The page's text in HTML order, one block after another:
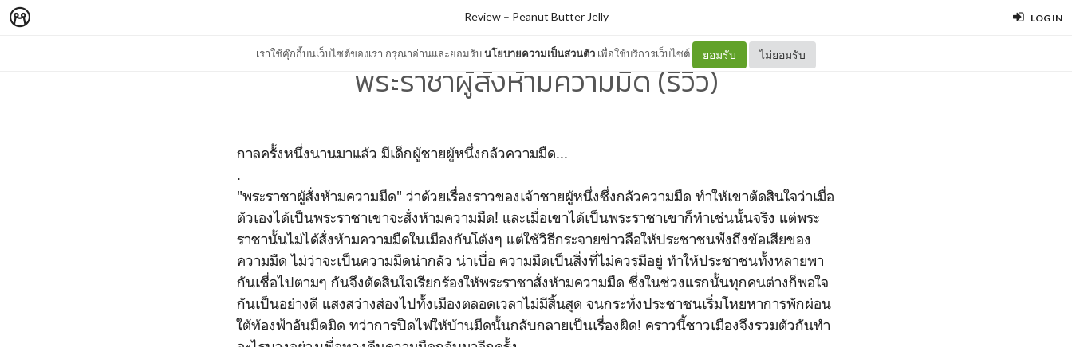
LOG IN
เราใช้คุ๊กกี้บนเว็บไซต์ของเรา กรุณาอ่านและยอมรับนโยบายความเป็นส่วนตัว เพื่อใช้บริการเว็บไซต์ ยอมรับ ไม่ยอมรับ
Review– Peanut Butter Jelly
พระราชาผู้สั่งห้ามความมืด (รีวิว)
กาลครั้งหนึ่งนานมาแล้ว มีเด็กผู้ชายผู้หนึ่งกลัวความมืด...
.
"พระราชาผู้สั่งห้ามความมืด" ว่าด้วยเรื่องราวของเจ้าชายผู้หนึ่งซึ่งกลัวความมืด ทำให้เขาตัดสินใจว่าเมื่อ
ตัวเองได้เป็นพระราชาเขาจะสั่งห้ามความมืด! และเมื่อเขาได้เป็นพระราชาเขาก็ทำเช่นนั้นจริง แต่พระ
ราชานั้นไม่ได้สั่งห้ามความมืดในเมืองกันโต้งๆ แต่ใช้วิธีกระจายข่าวลือให้ประชาชนฟังถึงข้อเสียของ
ความมืด ไม่ว่าจะเป็นความมืดน่ากลัว น่าเบื่อ ความมืดเป็นสิ่งที่ไม่ควรมีอยู่ ทำให้ประชาชนทั้งหลายพา
กันเชื่อไปตามๆ กันจึงตัดสินใจเรียกร้องให้พระราชาสั่งห้ามความมืด ซึ่งในช่วงแรกนั้นทุกคนต่างก็พอใจ
กันเป็นอย่างดี แสงสว่างส่องไปทั้งเมืองตลอดเวลาไม่มีสิ้นสุด จนกระทั่งประชาชนเริ่มโหยหาการพักผ่อน
ใต้ท้องฟ้าอันมืดมิด ทว่าการปิดไฟให้บ้านมืดนั้นกลับกลายเป็นเรื่องผิด! คราวนี้ชาวเมืองจึงรวมตัวกันทำ